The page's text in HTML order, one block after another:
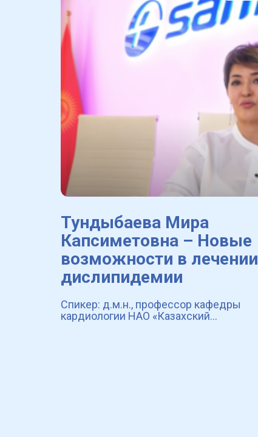
Тундыбаева Мира
Капсиметовна – Новые
возможности в лечении
дислипидемии
Спикер: д.м.н., профессор кафедры
кардиологии НАО «Казахский